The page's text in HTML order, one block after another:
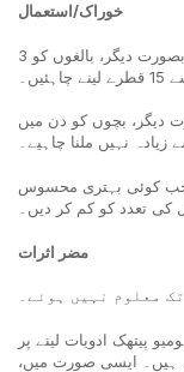
خوراک/استعمال
بالغ: ہمیشہ تجویز کردہ وقت استعمال کریں، بصورت دیگر، بالغوں کو 3
دیگر، بچوں کو دن میں
جب کوئی بہتری محسوس
کی تعدد کو کم کر دیں۔
مضر اثرات
معلوم نہیں ہوئے۔
پیتھک ادویات لینے پر
ہیں۔ ایسی صورت میں،